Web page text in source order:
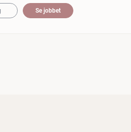
Se jobbet